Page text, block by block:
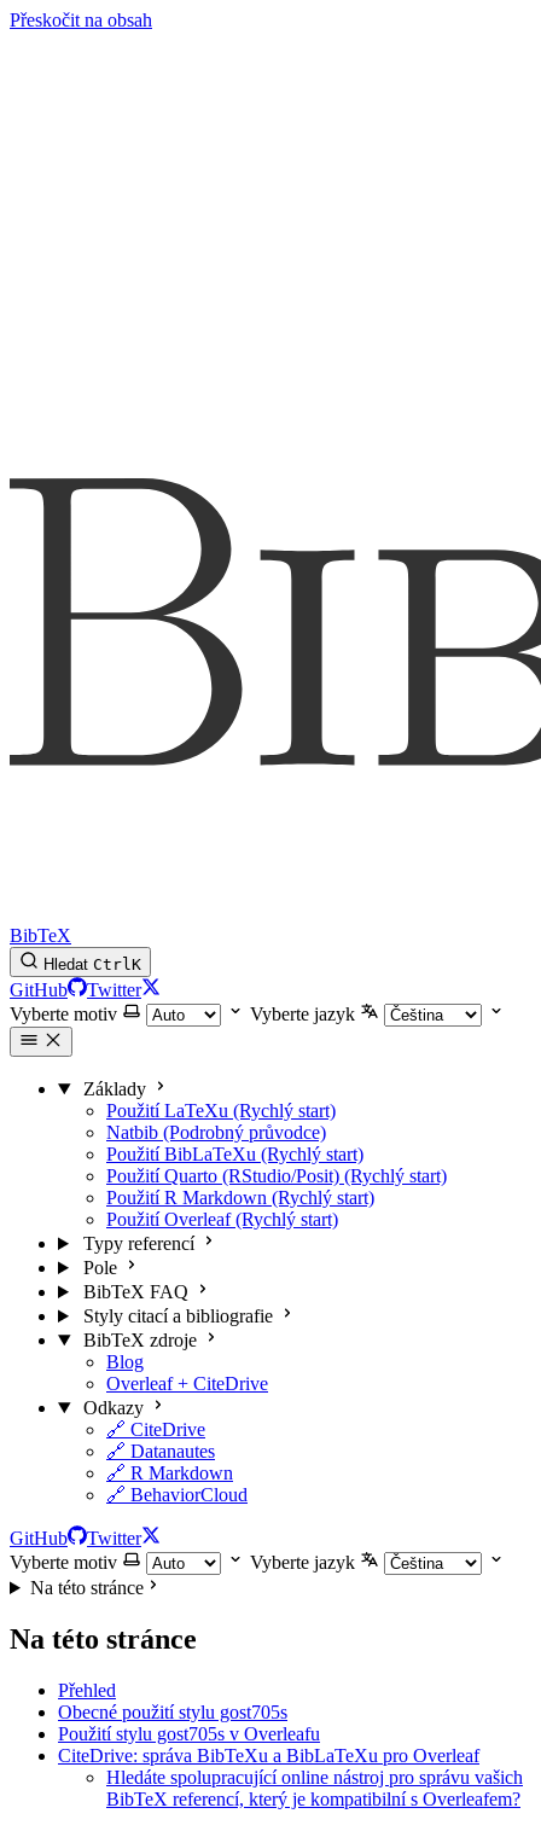
Přeskočit na obsah
BibTeX
Hledat CtrlK
GitHub
Twitter
Vyberte motiv
Vyberte jazyk
Základy
Použití LaTeXu (Rychlý start)
Natbib (Podrobný průvodce)
Použití BibLaTeXu (Rychlý start)
Použití Quarto (RStudio/Posit) (Rychlý start)
Použití R Markdown (Rychlý start)
Použití Overleaf (Rychlý start)
Typy referencí
Pole
BibTeX FAQ
Styly citací a bibliografie
BibTeX zdroje
Blog
Overleaf + CiteDrive
Odkazy
🔗 CiteDrive
🔗 Datanautes
🔗 R Markdown
🔗 BehaviorCloud
GitHub
Twitter
Vyberte motiv
Vyberte jazyk
Na této stránce
Na této stránce
Přehled
Obecné použití stylu gost705s
Použití stylu gost705s v Overleafu
CiteDrive: správa BibTeXu a BibLaTeXu pro Overleaf
Hledáte spolupracující online nástroj pro správu vašich
BibTeX referencí, který je kompatibilní s Overleafem?